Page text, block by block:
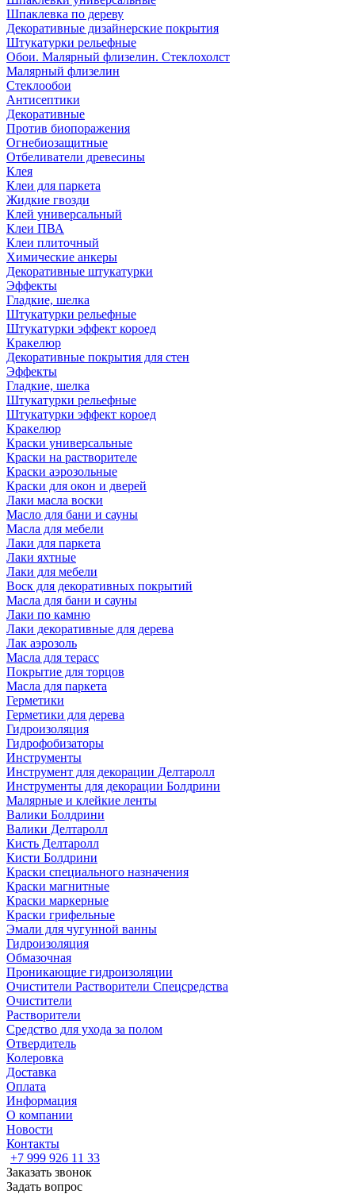
Шпаклевка по дереву
Декоративные дизайнерские покрытия
Штукатурки рельефные
Обои. Малярный флизелин. Стеклохолст
Малярный флизелин
Стеклообои
Антисептики
Декоративные
Против биопоражения
Огнебиозащитные
Отбеливатели древесины
Клея
Клеи для паркета
Жидкие гвозди
Клей универсальный
Клеи ПВА
Клеи плиточный
Химические анкеры
Декоративные штукатурки
Эффекты
Гладкие, шелка
Штукатурки рельефные
Штукатурки эффект короед
Кракелюр
Декоративные покрытия для стен
Эффекты
Гладкие, шелка
Штукатурки рельефные
Штукатурки эффект короед
Кракелюр
Краски универсальные
Краски на растворителе
Краски аэрозольные
Краски для окон и дверей
Лаки масла воски
Масло для бани и сауны
Масла для мебели
Лаки для паркета
Лаки яхтные
Лаки для мебели
Воск для декоративных покрытий
Масла для бани и сауны
Лаки по камню
Лаки декоративные для дерева
Лак аэрозоль
Масла для терасс
Покрытие для торцов
Масла для паркета
Герметики
Герметики для дерева
Гидроизоляция
Гидрофобизаторы
Инструменты
Инструмент для декорации Делтаролл
Инструменты для декорации Болдрини
Малярные и клейкие ленты
Валики Болдрини
Валики Делтаролл
Кисть Делтаролл
Кисти Болдрини
Краски специального назначения
Краски магнитные
Краски маркерные
Краски грифельные
Эмали для чугунной ванны
Гидроизоляция
Обмазочная
Проникающие гидроизоляции
Очистители Растворители Спецсредства
Очистители
Растворители
Средство для ухода за полом
Отвердитель
Колеровка
Доставка
Оплата
Информация
О компании
Новости
Контакты
+7 999 926 11 33
Заказать звонок
Задать вопрос